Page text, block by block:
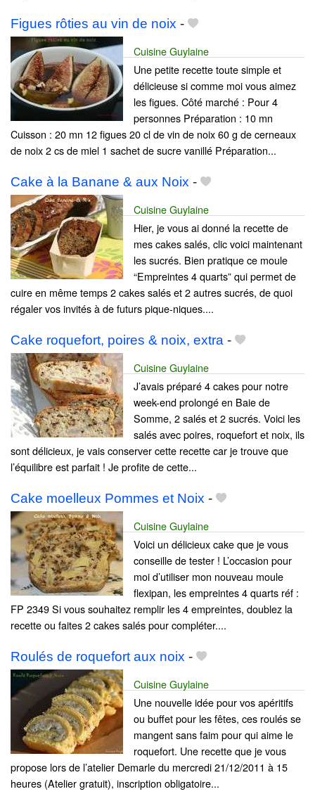
Figues rôties au vin de noix -
Cuisine Guylaine
Une petite recette toute simple et
délicieuse si comme moi vous aimez
les figues. Côté marché : Pour 4
personnes Préparation : 10 mn
Cuisson : 20 mn 12 figues 20 cl de vin de noix 60 g de cerneaux
de noix 2 cs de miel 1 sachet de sucre vanillé Préparation...
Cake à la Banane & aux Noix -
Cuisine Guylaine
Hier, je vous ai donné la recette de
mes cakes salés, clic voici maintenant
les sucrés. Bien pratique ce moule
“Empreintes 4 quarts” qui permet de
cuire en même temps 2 cakes salés et 2 autres sucrés, de quoi
régaler vos invités à de futurs pique-niques....
Cake roquefort, poires & noix, extra -
Cuisine Guylaine
J’avais préparé 4 cakes pour notre
week-end prolongé en Baie de
Somme, 2 salés et 2 sucrés. Voici les
salés avec poires, roquefort et noix, ils
sont délicieux, je vais conserver cette recette car je trouve que
l’équilibre est parfait ! Je profite de cette...
Cake moelleux Pommes et Noix -
Cuisine Guylaine
Voici un délicieux cake que je vous
conseille de tester ! L’occasion pour
moi d’utiliser mon nouveau moule
flexipan, les empreintes 4 quarts réf :
FP 2349 Si vous souhaitez remplir les 4 empreintes, doublez la
recette ou faites 2 cakes salés pour compléter....
Roulés de roquefort aux noix -
Cuisine Guylaine
Une nouvelle idée pour vos apéritifs
ou buffet pour les fêtes, ces roulés se
mangent sans faim pour qui aime le
roquefort. Une recette que je vous
propose lors de l’atelier Demarle du mercredi 21/12/2011 à 15
heures (Atelier gratuit), inscription obligatoire...